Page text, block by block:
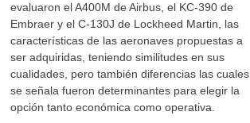
evaluaron el A400M de Airbus, el KC-390 de
Embraer y el C-130J de Lockheed Martin, las
características de las aeronaves propuestas a
ser adquiridas, teniendo similitudes en sus
cualidades, pero también diferencias las cuales
se señala fueron determinantes para elegir la
opción tanto económica como operativa.